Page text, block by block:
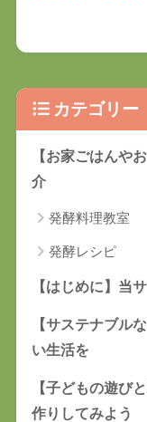
カテゴリー
【お家ごはんや
介
発酵料理教室
発酵レシピ
【はじめに】当
【サステナブル
い生活を
【子どもの遊び
作りしてみよう